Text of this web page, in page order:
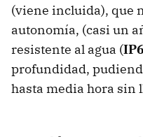
(viene incluida), que
autonomía, (casi un
resistente al agua (
profundidad,
hasta media hora sin